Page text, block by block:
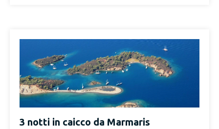
3 notti in caicco da Marmaris